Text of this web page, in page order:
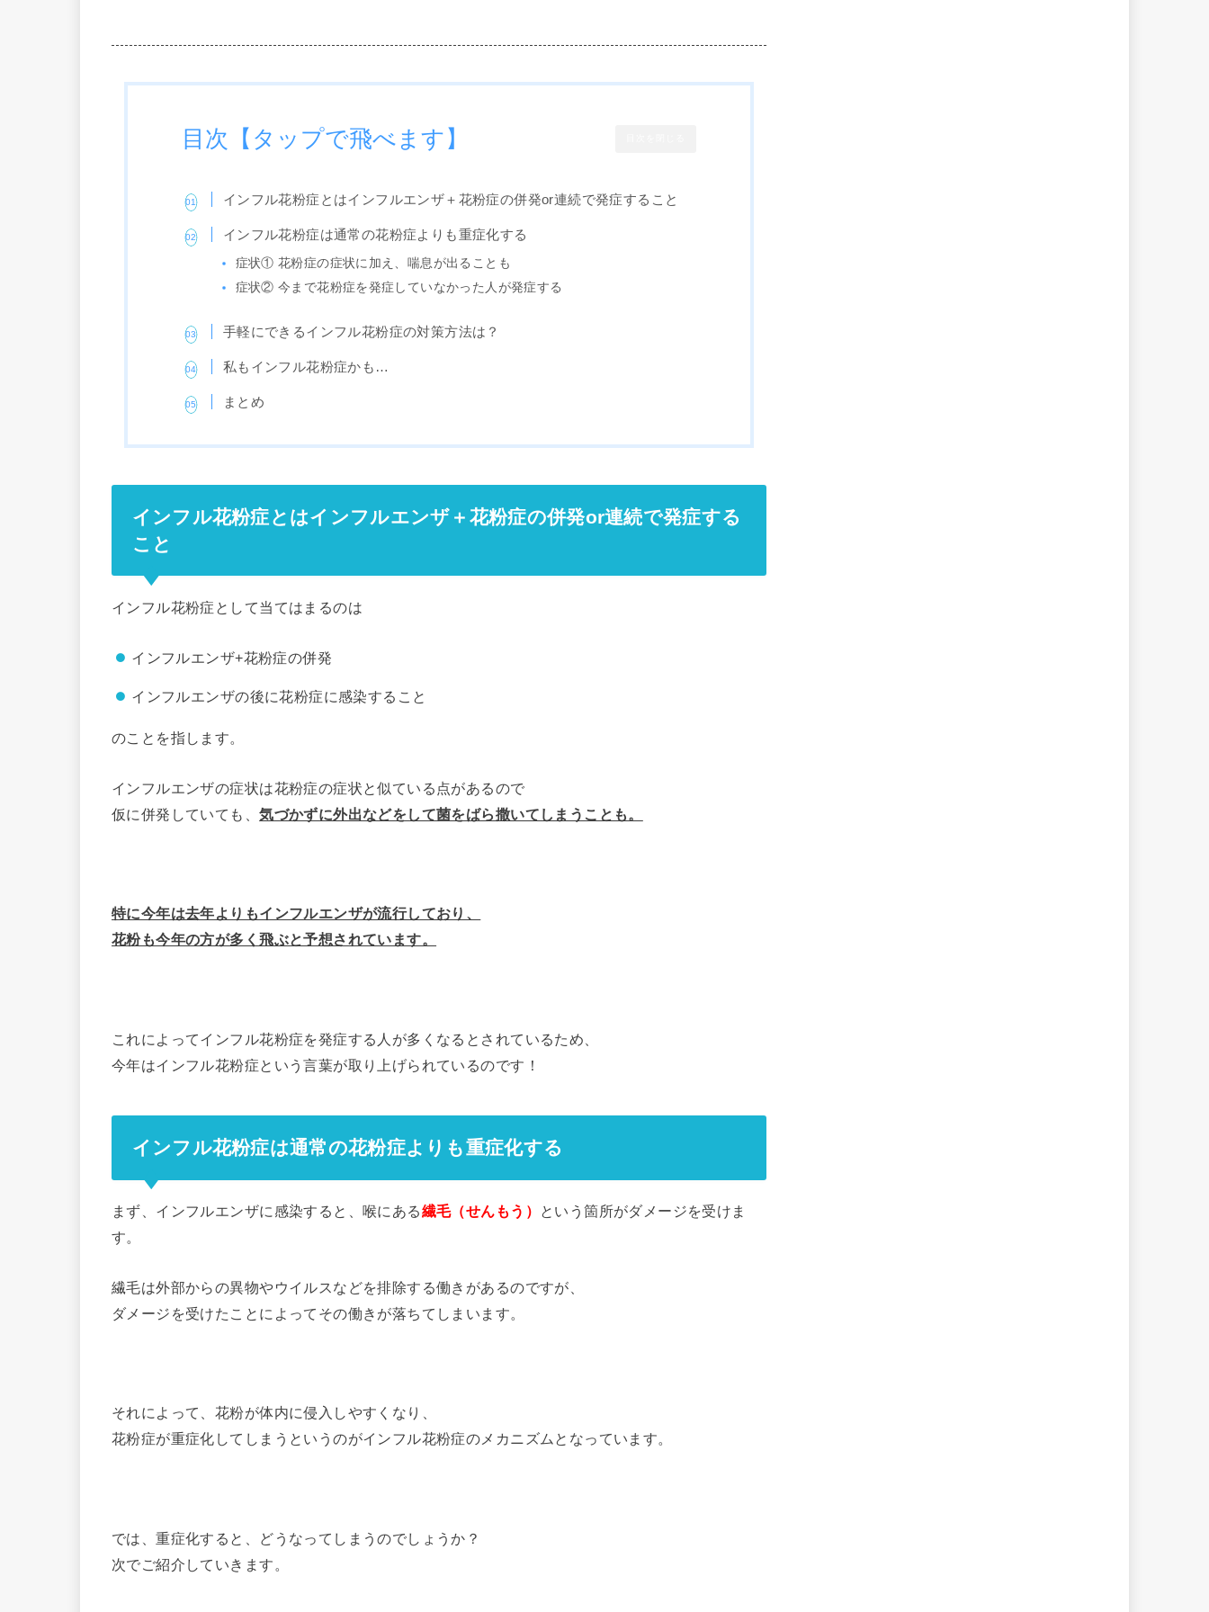
目次【タップで飛べます】
インフル花粉症とはインフルエンザ＋花粉症の併発or連続で発症すること
インフル花粉症は通常の花粉症よりも重症化する
症状① 花粉症の症状に加え、喘息が出ることも
症状② 今まで花粉症を発症していなかった人が発症する
手軽にできるインフル花粉症の対策方法は？
私もインフル花粉症かも…
まとめ
インフル花粉症とはインフルエンザ＋花粉症の併発or連続で発症する
こと
インフル花粉症として当てはまるのは
インフルエンザ+花粉症の併発
インフルエンザの後に花粉症に感染すること
のことを指します。
インフルエンザの症状は花粉症の症状と似ている点があるので
仮に併発していても、気づかずに外出などをして菌をばら撒いてしまうことも。
特に今年は去年よりもインフルエンザが流行しており、
花粉も今年の方が多く飛ぶと予想されています。
これによってインフル花粉症を発症する人が多くなるとされているため、
今年はインフル花粉症という言葉が取り上げられているのです！
インフル花粉症は通常の花粉症よりも重症化する
まず、インフルエンザに感染すると、喉にある繊毛（せんもう）
という箇所がダメージを受けま
す。
繊毛は外部からの異物やウイルスなどを排除する働きがあるのですが、
ダメージを受けたことによってその働きが落ちてしまいます。
それによって、花粉が体内に侵入しやすくなり、
花粉症が重症化してしまうというのがインフル花粉症のメカニズムとなっています。
では、重症化すると、どうなってしまうのでしょうか？
次でご紹介していきます。